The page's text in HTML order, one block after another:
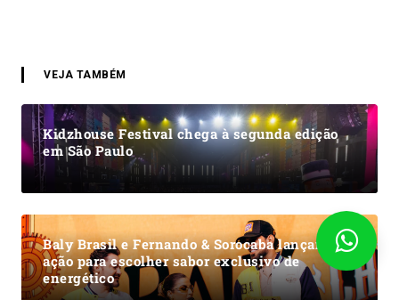
VEJA TAMBÉM
Kidzhouse Festival chega à segunda edição
em São Paulo
Baly Brasil e Fernando & Sorocaba lançam
ação para escolher sabor exclusivo de
energético